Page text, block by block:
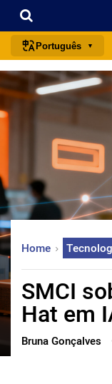
Português
português (BR)
english
français
italiano
日本語
русский
العربية
ไทย
ქართული
Home
SMCI
Hat em
Bruna Gonçalves